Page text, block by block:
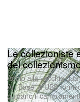
Le collezioniste
del
Addio alla vecchia
Art Basel & UBS
guidano il